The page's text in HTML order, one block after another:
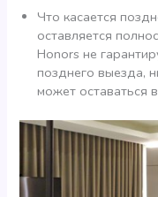
Что касается
оставляется
Honors не
позднего выезда,
может оставаться